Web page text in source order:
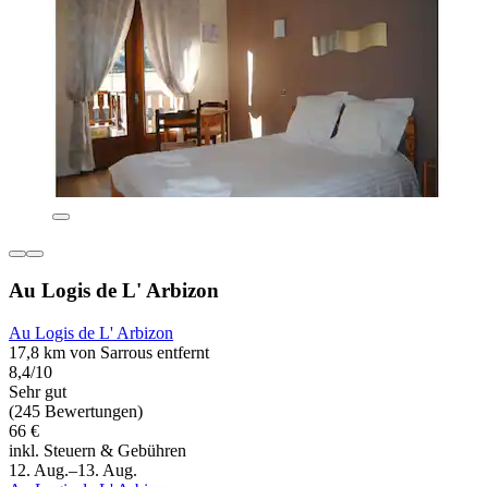
Au Logis de L' Arbizon
Au Logis de L' Arbizon
17,8 km von Sarrous entfernt
8,4/10
Sehr gut
(245 Bewertungen)
66 €
inkl. Steuern & Gebühren
12. Aug.–13. Aug.